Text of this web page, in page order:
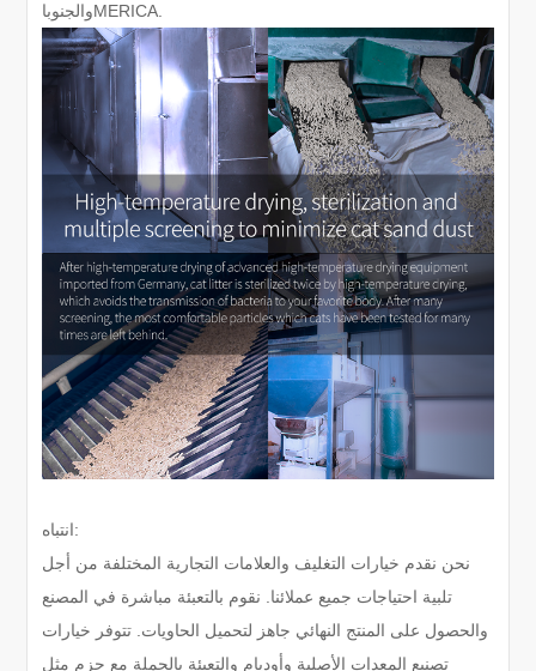
والجنوبا MERICA.
انتباه:
نحن نقدم خيارات التغليف والعلامات التجارية المختلفة من أجل
تلبية احتياجات جميع عملائنا. نقوم بالتعبئة مباشرة في المصنع
والحصول على المنتج النهائي جاهز لتحميل الحاويات. تتوفر خيارات
تصنيع المعدات الأصلية وأوديإم والتعبئة بالجملة مع حزم مثل